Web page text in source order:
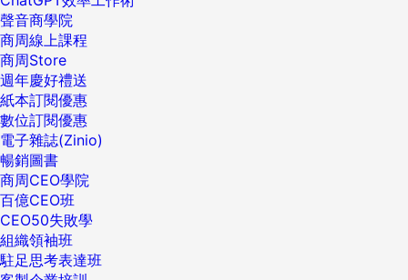
聲音商學院
商周線上課程
商周Store
週年慶好禮送
紙本訂閱優惠
數位訂閱優惠
電子雜誌(Zinio)
暢銷圖書
商周CEO學院
百億CEO班
CEO50失敗學
組織領袖班
駐足思考表達班